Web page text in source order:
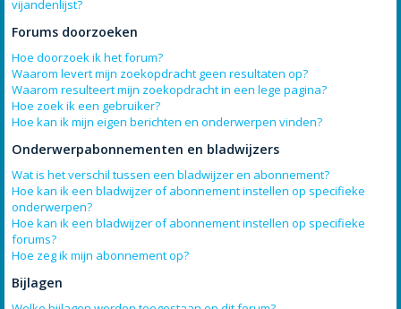
vijandenlijst?
Forums doorzoeken
Hoe doorzoek ik het forum?
Waarom levert mijn zoekopdracht geen resultaten op?
Waarom resulteert mijn zoekopdracht in een lege pagina?
Hoe zoek ik een gebruiker?
Hoe kan ik mijn eigen berichten en onderwerpen vinden?
Onderwerpabonnementen en bladwijzers
Wat is het verschil tussen een bladwijzer en abonnement?
Hoe kan ik een bladwijzer of abonnement instellen op specifieke
onderwerpen?
Hoe kan ik een bladwijzer of abonnement instellen op specifieke
forums?
Hoe zeg ik mijn abonnement op?
Bijlagen